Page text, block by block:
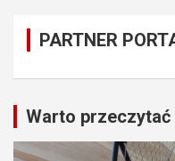
PARTNER
Warto przeczytać